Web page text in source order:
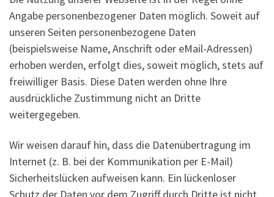
Angabe personenbezogener Daten möglich. Soweit auf
unseren Seiten personenbezogene Daten
(beispielsweise Name, Anschrift oder eMail-Adressen)
erhoben werden, erfolgt dies, soweit möglich, stets auf
freiwilliger Basis. Diese Daten werden ohne Ihre
ausdrückliche Zustimmung nicht an Dritte
weitergegeben.
Wir weisen darauf hin, dass die Datenübertragung im
Internet (z. B. bei der Kommunikation per E-Mail)
Sicherheitslücken aufweisen kann. Ein lückenloser
Schutz der Daten vor dem Zugriff durch Dritte ist nicht